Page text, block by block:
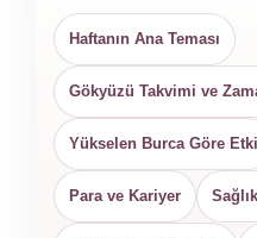
Haftanın Ana Teması
Gökyüzü Takvimi ve
Yükselen Burca Göre Etki
Para ve Kariyer